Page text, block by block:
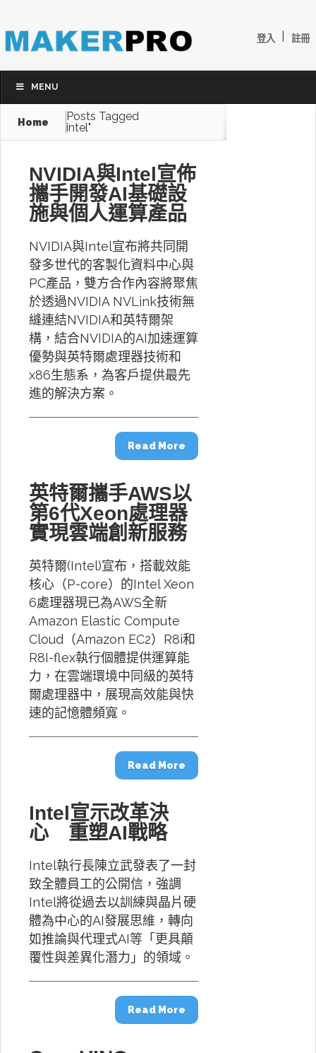
登入 註冊
MENU
Home
Posts Tagged
intel"
NVIDIA與Intel宣佈
攜手開發AI基礎設
施與個人運算產品
NVIDIA與Intel宣布將共同開
發多世代的客製化資料中心與
PC產品，雙方合作內容將聚焦
於透過NVIDIA NVLink技術無
縫連結NVIDIA和英特爾架
構，結合NVIDIA的AI加速運算
優勢與英特爾處理器技術和
x86生態系，為客戶提供最先
進的解決方案。
Read More
英特爾攜手AWS以
第6代Xeon處理器
實現雲端創新服務
英特爾(Intel)宣布，搭載效能
核心（P-core）的Intel Xeon
6處理器現已為AWS全新
Amazon Elastic Compute
Cloud（Amazon EC2）R8i和
R8I-flex執行個體提供運算能
力，在雲端環境中同級的英特
爾處理器中，展現高效能與快
速的記憶體頻寬。
Read More
Intel宣示改革決
心 重塑AI戰略
Intel執行長陳立武發表了一封
致全體員工的公開信，強調
Intel將從過去以訓練與晶片硬
體為中心的AI發展思維，轉向
如推論與代理式AI等「更具顛
覆性與差異化潛力」的領域。
Read More